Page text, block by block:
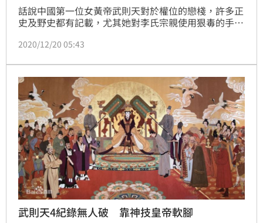
話說中國第一位女黃帝武則天對於權位的戀棧，許多正
史及野史都有記載，尤其她對李氏宗親使用狠毒的手段
過一個最奇怪的決定，那就是臨死前選擇以大唐皇后的
會做出這個決定，但真正的原因恐怕子有她自己才會知
道了。
2020/12/20 05:43
武則天4紀錄無人破 靠神技皇帝軟腳